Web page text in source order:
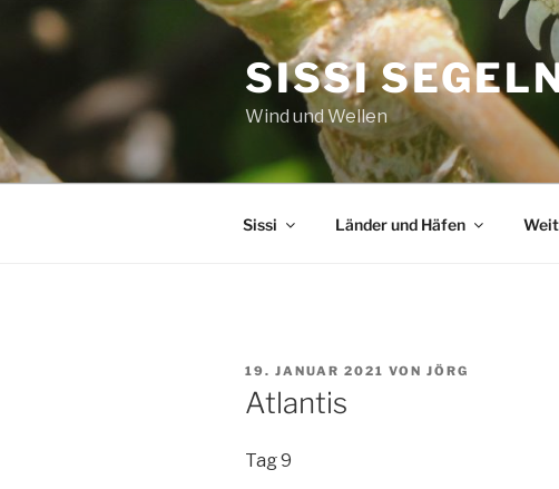
Zum
Inhalt
SISSI
Wind und Wellen
Sissi Länder und Häfen
VERÖFFENTLICHT
AM
19. JANUAR 2021 VON JÖRG
Atlantis
Tag 9